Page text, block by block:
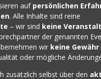
auf persönlichen
. Alle Inhalte sind reine
– wir sind keine
der genannten
wir keine Gewähr
oder mögliche
zusätzlich selbst über den